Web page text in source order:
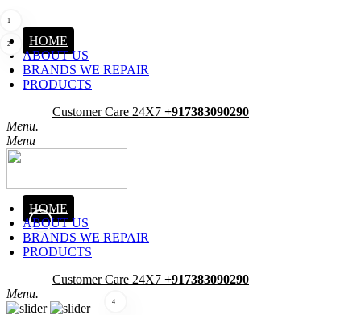
HOME
ABOUT US
BRANDS WE REPAIR
PRODUCTS
Customer Care 24X7 +917383090290
Menu.
Menu
HOME
ABOUT US
BRANDS WE REPAIR
PRODUCTS
Customer Care 24X7 +917383090290
Menu.
1
2
3
4